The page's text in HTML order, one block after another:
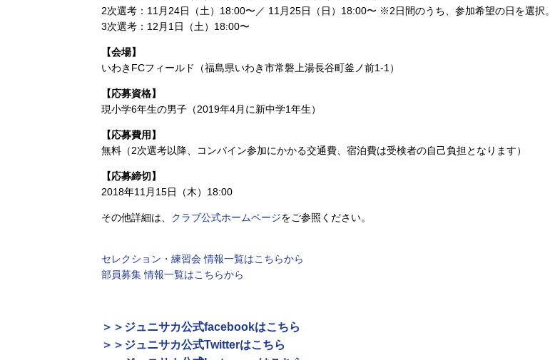
2次選考：11月24日（土）18:00〜／ 11月25日（日）18:00〜 ※2日間のうち、参加希望の日を選択。
3次選考：12月1日（土）18:00〜
【会場】
いわきFCフィールド（福島県いわき市常磐上湯長谷町釜ノ前1-1​）
【応募資格】
現小学6年生の男子（2019年4月に新中学1年生）
【応募費用】
無料（2次選考以降、コンバイン参加にかかる交通費、宿泊費は受検者の自己負担となります）
【応募締切】
2018年11月15日（木）18:00
その他詳細は、 クラブ公式ホームページをご参照ください。
セレクション・練習会 情報一覧はこちらから
部員募集 情報一覧はこちらから
＞＞ジュニサカ公式facebookはこちら
＞＞ジュニサカ公式Twitterはこちら